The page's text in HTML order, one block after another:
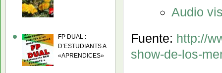
Audio
Fuente: http://
show-de-los-
FP DUAL :
D’ESTUDIANTS A
«APRENDICES»